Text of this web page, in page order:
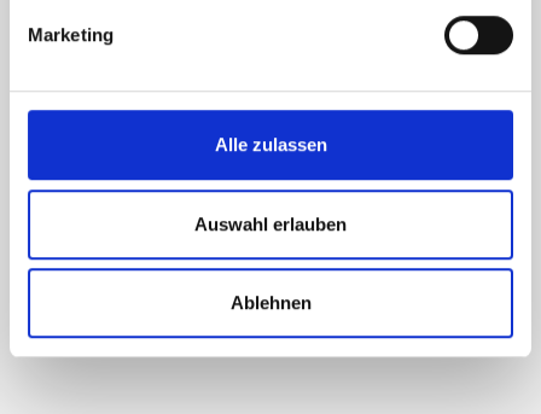
Marketing
Alle zulassen
Auswahl erlauben
Ablehnen
Professional-
Family-Office-Box